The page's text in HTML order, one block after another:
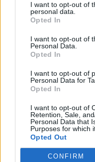
I want to opt-out of
personal data.
Opted In
I want to opt-out of
Personal Data.
Opted In
I want to opt-out of
Personal Data for
Opted In
I want to opt-out of
Retention, Sale,
Personal Data that
Purposes for which
Opted Out
CONFIRM
Photo 5/12
Φωτογραφία:
ΜΠΟΥΓΙΩΤΗΣ -